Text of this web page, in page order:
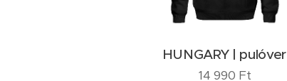
HUNGARY | pulóver
14 990 Ft